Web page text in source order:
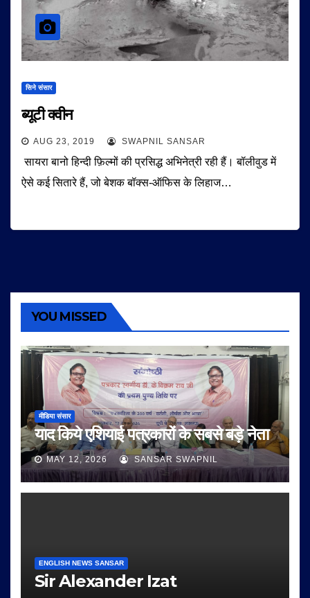
सिने संसार
ब्यूटी क्वीन
AUG 23, 2019 SWAPNIL SANSAR
सायरा बानो हिन्दी फ़िल्मों की प्रसिद्ध अभिनेत्री रही हैं। बॉलीवुड में
ऐसे कई सितारे हैं, जो बेशक बॉक्स-ऑफिस के लिहाज…
YOU MISSED
मीडिया संसार
याद किये एशियाई पत्रकारों के सबसे बड़े नेता
MAY 12, 2026 SANSAR SWAPNIL
ENGLISH NEWS SANSAR
Sir Alexander Izat